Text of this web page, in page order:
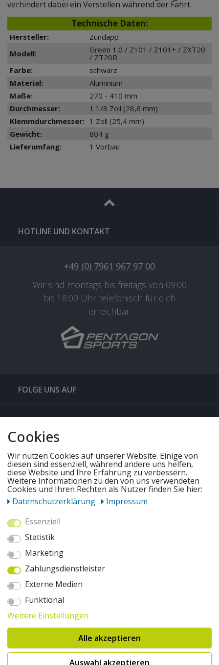
verhindert dabei ein Verstellen während der Fahrt.
Technische Daten:
Hersteller:
Zündapp
Modell:
Green 1.0 / Z101 / Z101+ / ZXT20
/ ZT20R
Farbe:
schwarz
Material:
Aluminium
Maße:
270 - 410 mm
Durchmesser:
1 1/8 Zoll (28,6 mm)
Klemmdurchmesser: 1 Zoll (25,4 mm)
Gewicht:
804 g
Lieferumfang:
1 Vorbau
HOTLINE UND KONTAKT
+49 (0) 7961 967 97 00
Wir sind montags bis freitags von 09:00
bis 16:00 Uhr telefonisch für dich
erreichbar.
FOLGE UNS AUF
QUICKLINKS & TIPPS
UNSERE ANGEBOTE
WIR VERSENDEN MIT
AUSZEICHNUNGEN & SICHERHEIT
© 2026 pentagonsports.de
Pentagon Sports GmbH & Co. KG
Daten­schutz­erklärung
Hinweise zur Batterieentsorgung
Cookie-Einstellungen ändern
Erklärung zur Barrierefreiheit
* Alle Preise inkl. gesetzlicher Mehrwertsteuer zuzüglich Versandkosten. Die
Cookies
Wir nutzen Cookies auf unserer Website. Einige von
diesen sind essenziell, während andere uns helfen,
diese Website und Ihre Erfahrung zu verbessern.
Weitere Informationen zu den von uns verwendeten
Cookies und Ihren Rechten als Nutzer finden Sie hier:
Daten­schutz­erklärung
Impressum
Essenziell
Statistik
Marketing
Zahlungsdienstleister
Externe Medien
Funktional
Weitere Einstellungen
Alle akzeptieren
Auswahl akzeptieren